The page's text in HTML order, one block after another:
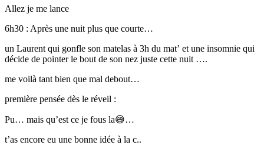
Allez je me lance
6h30 : Après une nuit plus que courte…
un Laurent qui gonfle son matelas à 3h du mat’ et une insomnie qui
décide de pointer le bout de son nez juste cette nuit ….
me voilà tant bien que mal debout…
première pensée dès le réveil :
Pu… mais qu’est ce je fous la😅…
t’as encore eu une bonne idée à la c..